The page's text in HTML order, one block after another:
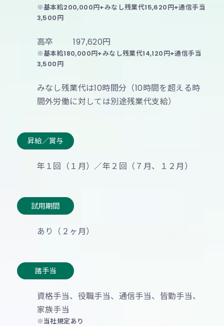
2026.07.24
※基本給200,000円+みなし残業代15,620円+通信手当
3,500円
高卒 197,620円
※基本給180,000円+みなし残業代14,120円+通信手当
3,500円
みなし残業代は10時間分（10時間を超える時
間外労働に対しては別途残業代支給）
昇給／賞与
年１回（１月）／年２回（７月、１２月）
試用期間
あり（２ヶ月）
諸手当
資格手当、役職手当、通信手当、皆勤手当、
家族手当
※当社規定あり
年次有給休暇、育児休暇、介護休暇、慶弔休
暇、生理休暇
給 与
272,850～434,010円
※基本給250,000円～400,000円＋みなし残業代
19,350～30,510円＋通信手当3,500円
みなし残業代は10時間分（10時間を超える時
間外労働に対しては別途残業代支給）
年１回（１月）／年２回（７月、１２月）
あり（２ヶ月）
諸手当